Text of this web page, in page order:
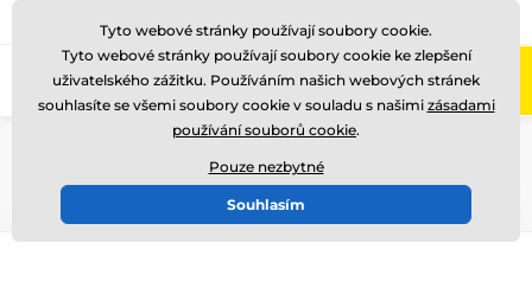
Zavolejte nám (Po-Pá 8-17)
Tyto webové stránky používají soubory cookie.
Tyto webové stránky používají soubory cookie ke zlepšení
uživatelského zážitku. Používáním našich webových stránek
souhlasíte se všemi soubory cookie v souladu s našimi zásadami
používání souborů cookie.
Pouze nezbytné
Souhlasím